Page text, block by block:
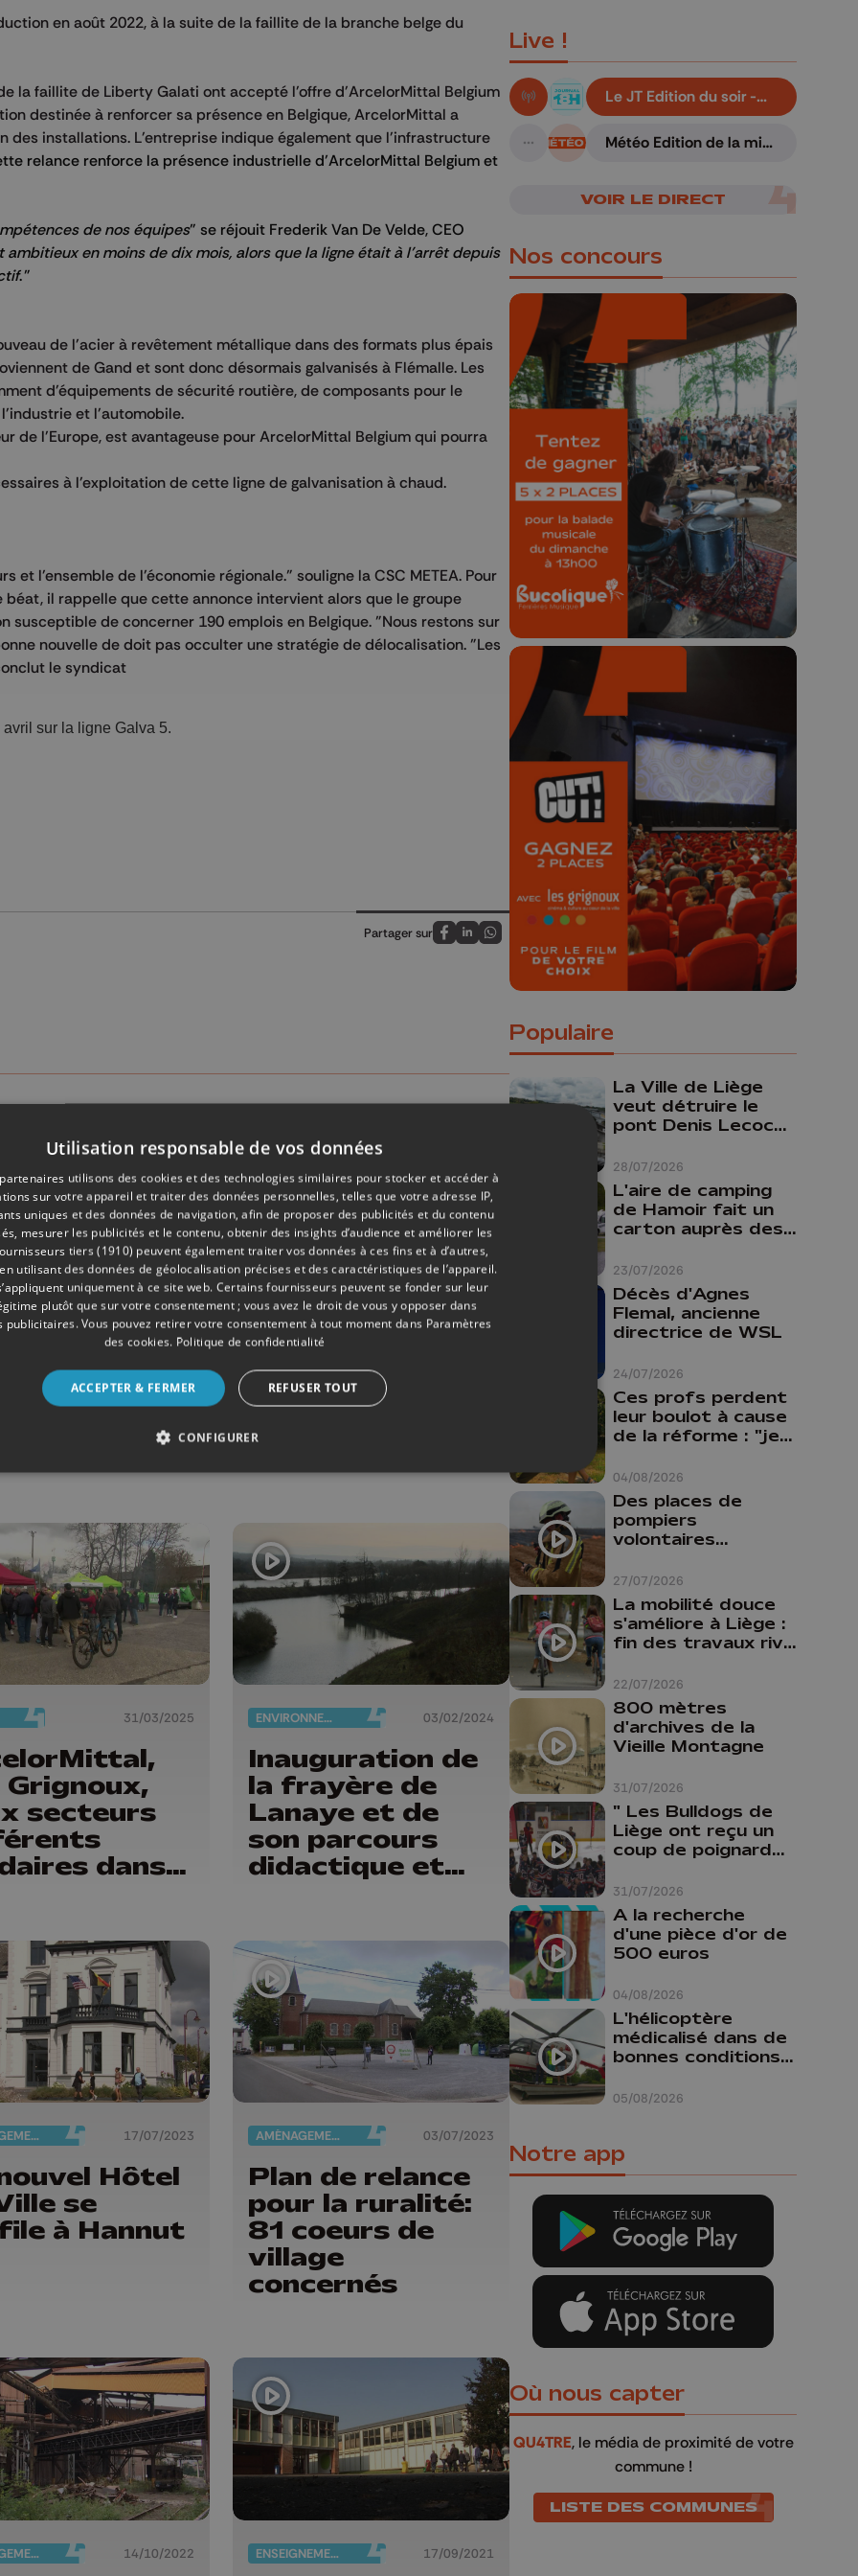
en août 2022, à la suite de la faillite de la branche belge du
la faillite de Liberty Galati ont accepté l'offre d'ArcelorMittal Belgium
destinée à renforcer sa présence en Belgique, ArcelorMittal a
des installations. L'entreprise indique également que l'infrastructure
relance renforce la présence industrielle d’ArcelorMittal Belgium et
de nos équipes" se réjouit Frederik Van De Velde, CEO
en moins de dix mois, alors que la ligne était à l’arrêt depuis
. "
de l'acier à revêtement métallique dans des formats plus épais
de Gand et sont donc désormais galvanisés à Flémalle. Les
d'équipements de sécurité routière, de composants pour le
et l'automobile.
de l'Europe, est avantageuse pour ArcelorMittal Belgium qui pourra
à l'exploitation de cette ligne de galvanisation à chaud.
l'ensemble de l'économie régionale." souligne la CSC METEA. Pour
il rappelle que cette annonce intervient alors que le groupe
de concerner 190 emplois en Belgique. "Nous restons sur
nouvelle de doit pas occulter une stratégie de délocalisation. "Les
le syndicat
sur la ligne Galva 5.
Partager sur
Partagez sur FaceBook
Partagez sur LinkedIn
Partagez sur Whatsapp
13/02/2026
Metea
pour
ECONOMIE 09/07/2025
ArcelorMittal
reprend le site
de Flémalle cédé
31/03/2025
Grignoux,
secteurs
dans
ENVIRONNEMENT 03/02/2024
Inauguration de
la frayère de
Lanaye et de
son parcours
didactique et
AMÉNAGEMENT DU TERRITOIRE 17/07/2023
Hôtel
se
à Hannut
AMÉNAGEMENT DU TERRITOIRE 03/07/2023
Plan de relance
pour la ruralité:
81 coeurs de
village
concernés
AMÉNAGEMENT DU TERRITOIRE 14/10/2022 ENSEIGNEMENT 17/09/2021
Live !
En live!
Le JT Edition du soir -
05/08/2026
A suivre
Météo Edition de la mi-
VOIR LE DIRECT
Nos concours
🎁 Gagnez 5x2
places pour le
Bucolique Ferrières
Festival 🌿🎶
Concours valable jusqu'au 9 août,
23h59.
🎬 Concours CUT x
Les Grignoux ✨
Concours permanent - 2 places à
gagner chaque semaine !
Populaire
28/07/2026
La Ville de Liège
veut détruire le
pont Denis Lecocq
budget pour le
faire
23/07/2026
L'aire de camping
de Hamoir fait un
carton auprès des
24/07/2026
Décès d'Agnes
Flemal, ancienne
directrice de WSL
04/08/2026
Ces profs perdent
leur boulot à cause
de la réforme : "je
comme prof que
comme
pharmacienne"
27/07/2026
Des places de
pompiers
volontaires
province de Liège :
"Un citoyen qui
n'est formé ne
peut pas nous
aider"
22/07/2026
La mobilité douce
s'améliore à Liège :
fin des travaux rive
cyclo-piétonnes
Avroy et
Guillemins...
31/07/2026
800 mètres
d'archives de la
Vieille Montagne
31/07/2026
" Les Bulldogs de
Liège ont reçu un
coup de poignard
04/08/2026
A la recherche
d'une pièce d'or de
500 euros
05/08/2026
L'hélicoptère
médicalisé dans de
bonnes conditions à
Notre app
Où nous capter
QU4TRE, le média de proximité de votre
commune !
LISTE DES COMMUNES
Utilisation responsable de vos données
utilisons des cookies et des technologies similaires pour stocker et accéder à
sur votre appareil et traiter des données personnelles, telles que votre adresse IP,
uniques et des données de navigation, afin de proposer des publicités et du contenu
mesurer les publicités et le contenu, obtenir des insights d’audience et améliorer les
tiers (1910) peuvent également traiter vos données à ces fins et à d’autres,
utilisant des données de géolocalisation précises et des caractéristiques de l’appareil.
uniquement à ce site web. Certains fournisseurs peuvent se fonder sur leur
plutôt que sur votre consentement ; vous avez le droit de vous y opposer dans
publicitaires. Vous pouvez retirer votre consentement à tout moment dans Paramètres
des cookies. Politique de confidentialité
ACCEPTER & FERMER REFUSER TOUT
CONFIGURER